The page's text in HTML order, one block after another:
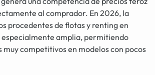
al comprador. En 2026, la
procedentes de flotas y renting en
especialmente amplia, permitiendo
competitivos en modelos con pocos